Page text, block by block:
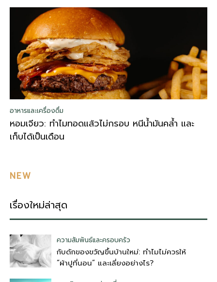
อาหารและเครื่องดื่ม
หอมเจียว: ทำไมทอดแล้วไม่กรอบ หนีน้ำมันคล้ำ และ
เก็บได้เป็นเดือน
NEW
เรื่องใหม่ล่าสุด
ความสัมพันธ์และครอบครัว
กับดักของขวัญขึ้นบ้านใหม่: ทำไมไม่ควรให้
“ผ้าปูที่นอน” และเลี่ยงอย่างไร?